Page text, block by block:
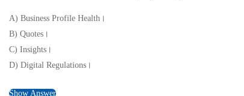
A) Business Profile Health।
B) Quotes।
C) Insights।
D) Digital Regulations।
Show Answer